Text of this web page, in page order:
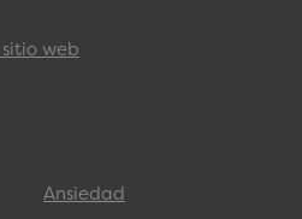
web
Ansiedad